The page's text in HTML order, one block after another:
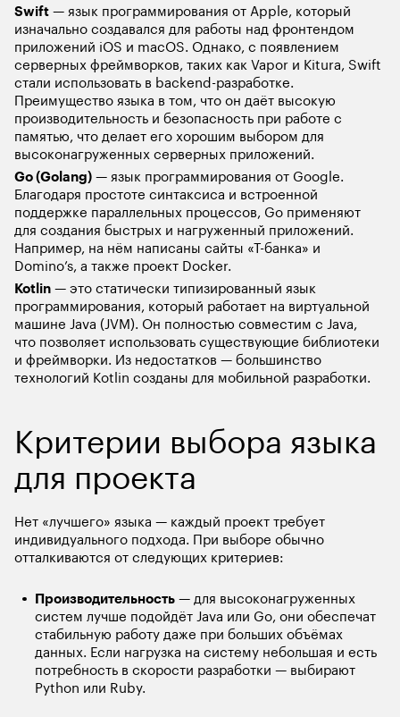
Swift — язык программирования от Apple, который
изначально создавался для работы над фронтендом
приложений iOS и macOS. Однако, с появлением
серверных фреймворков, таких как Vapor и Kitura, Swift
стали использовать в backend-разработке.
Преимущество языка в том, что он даёт высокую
производительность и безопасность при работе с
памятью, что делает его хорошим выбором для
высоконагруженных серверных приложений.
Go (Golang) — язык программирования от Google.
Благодаря простоте синтаксиса и встроенной
поддержке параллельных процессов, Go применяют
для создания быстрых и нагруженный приложений.
Например, на нём написаны сайты «Т-банка» и
Domino’s, а также проект Docker.
Kotlin — ‌это статически типизированный язык
программирования, ‌который работает​ на виртуальной
машине ​Java ‍(JVM). Он полностью совместим с Java,
что позволяет использовать существующие библиотеки
и фреймворки. Из недостатков — большинство
технологий Kotlin созданы для мобильной разработки.
Критерии выбора языка
для проекта
Нет «лучшего» языка — каждый проект требует
индивидуального подхода. При выборе обычно
отталкиваются от следующих критериев:
Производительность — для высоконагруженных
систем лучше подойдёт Java или Go, они обеспечат
стабильную работу даже при больших объёмах
данных. Если нагрузка на систему небольшая и есть
потребность в скорости разработки — выбирают
Python или Ruby.